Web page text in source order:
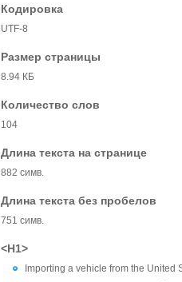
Кодировка
UTF-8
Размер страницы
8.94 КБ
Количество слов
104
Длина текста на странице
882 симв.
Длина текста без пробелов
751 симв.
<H1>
Importing a vehicle from the United